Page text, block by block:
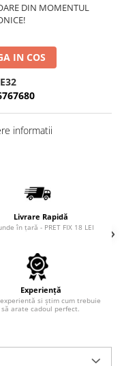
DIN MOMENTUL
IN COS
informatii
Livrare Rapidă
în țară - PRET FIX 18 LEI
Experiență
si știm cum trebuie
să arate cadoul perfect.